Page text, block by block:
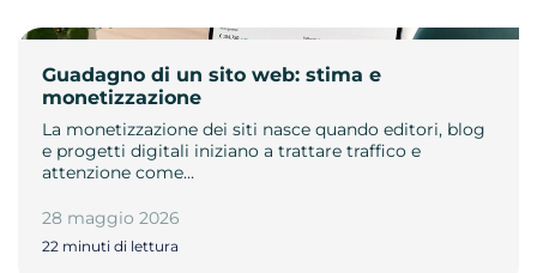
Guadagno di un sito web: stima e
monetizzazione
La monetizzazione dei siti nasce quando editori, blog
e progetti digitali iniziano a trattare traffico e
attenzione come…
28 maggio 2026
22 minuti di lettura